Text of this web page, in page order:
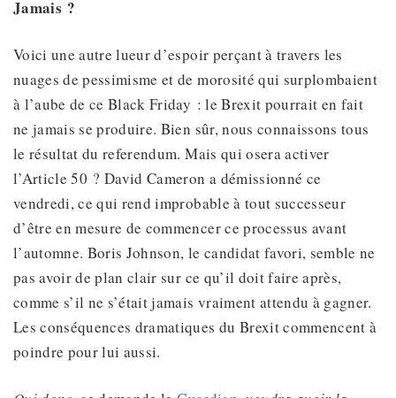
Jamais ?
Voici une autre lueur d’espoir perçant à travers les
nuages de pessimisme et de morosité qui surplombaient
à l’aube de ce Black Friday : le Brexit pourrait en fait
ne jamais se produire. Bien sûr, nous connaissons tous
le résultat du referendum. Mais qui osera activer
l’Article 50 ? David Cameron a démissionné ce
vendredi, ce qui rend improbable à tout successeur
d’être en mesure de commencer ce processus avant
l’automne. Boris Johnson, le candidat favori, semble ne
pas avoir de plan clair sur ce qu’il doit faire après,
comme s’il ne s’était jamais vraiment attendu à gagner.
Les conséquences dramatiques du Brexit commencent à
poindre pour lui aussi.